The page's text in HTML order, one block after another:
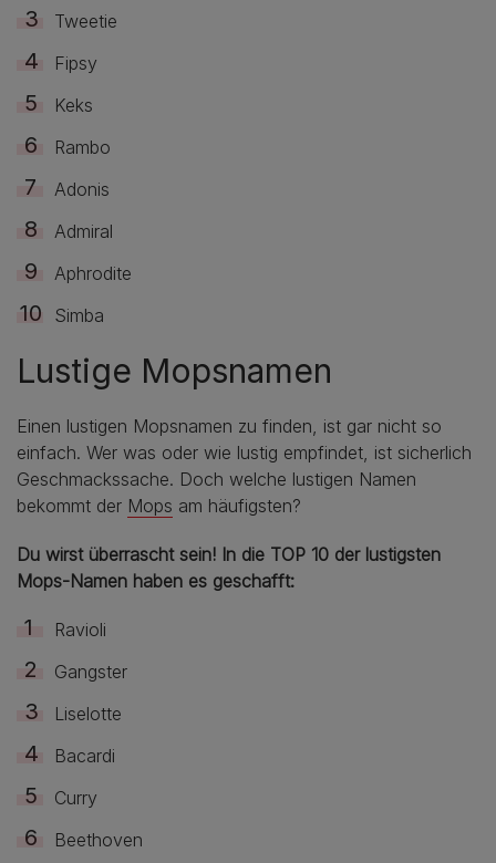
Tweetie
Fipsy
Keks
Rambo
Adonis
Admiral
Aphrodite
Simba
Lustige Mopsnamen
Einen lustigen Mopsnamen zu finden, ist gar nicht so
einfach. Wer was oder wie lustig empfindet, ist sicherlich
Geschmackssache. Doch welche lustigen Namen
bekommt der Mops am häufigsten?
Du wirst überrascht sein! In die TOP 10 der lustigsten
Mops-Namen haben es geschafft:
Ravioli
Gangster
Liselotte
Bacardi
Curry
Beethoven